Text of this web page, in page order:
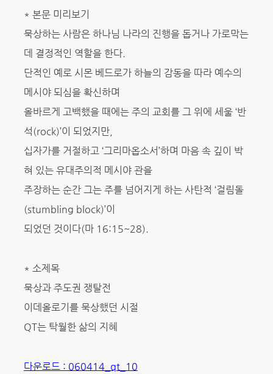
* 본문 미리보기
묵상하는 사람은 하나님 나라의 진행을 돕거나 가로막는
데 결정적인 역할을 한다.
단적인 예로 시몬 베드로가 하늘의 감동을 따라 예수의
메시야 되심을 확신하며
올바르게 고백했을 때에는 주의 교회를 그 위에 세울 ‘반
석(rock)’이 되었지만,
십자가를 거절하고 ‘그리마옵소서’하며 마음 속 깊이 박
혀 있는 유대주의적 메시야 관을
주장하는 순간 그는 주를 넘어지게 하는 사탄적 ‘걸림돌
(stumbling block)’이
되었던 것이다(마 16:15~28).
* 소제목
묵상과 주도권 쟁탈전
이데올로기를 묵상했던 시절
QT는 탁월한 삶의 지혜
다운로드 : 060414_qt_10